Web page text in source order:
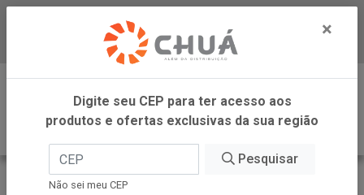
Baixe já nosso APP
0
INÍCIO
DR OETKER BRASIL
×
Digite seu CEP para ter acesso aos
produtos e ofertas exclusivas da sua região
Pesquisar
Não sei meu CEP